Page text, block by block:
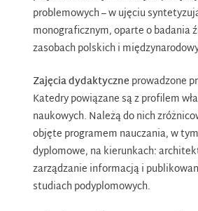
problemowych – w ujęciu
monograficznym, oparte o badania
zasobach polskich i
Zajęcia dydaktyczne prowadzone
Katedry powiązane są z profilem
naukowych. Należą do nich
objęte programem nauczania, w
dyplomowe, na kierunkach:
zarządzanie informacją i
studiach podyplomowych.